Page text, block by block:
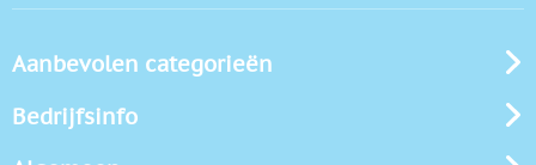
Aanbevolen categorieën
Bedrijfsinfo